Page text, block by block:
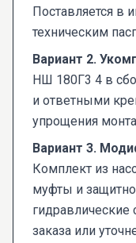
Поставляется в
техническим
Вариант 2.
НШ 180Г3 4 в
и ответными
упрощения
Вариант 3.
Комплект из
муфты и
заказа или